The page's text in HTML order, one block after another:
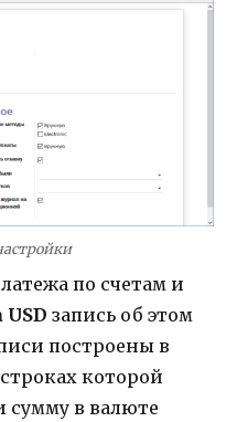
по счетам и
USD запись об этом
построены в
которой
сумму в валюте